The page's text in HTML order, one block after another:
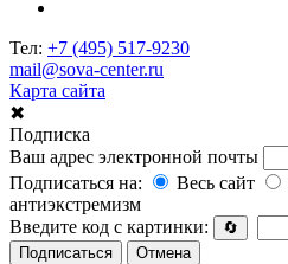
Тел: +7 (495) 517-9230
mail@sova-center.ru
Карта сайта
✖
Подписка
Ваш адрес электронной почты
Подписаться на:
Весь сайт
антиэкстремизм
Введите код с картинки:
🔄
Подписаться
Отмена